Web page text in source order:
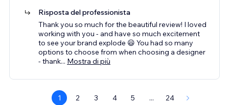
Risposta del professionista
Thank you so much for the beautiful review! I loved
working with you - and have so much excitement
to see your brand explode 😃 You had so many
options to choose from when choosing a designer
- thank... Mostra di più
1 2 3 4 5 ... 24